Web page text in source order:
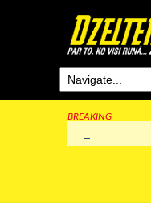
BREAKING